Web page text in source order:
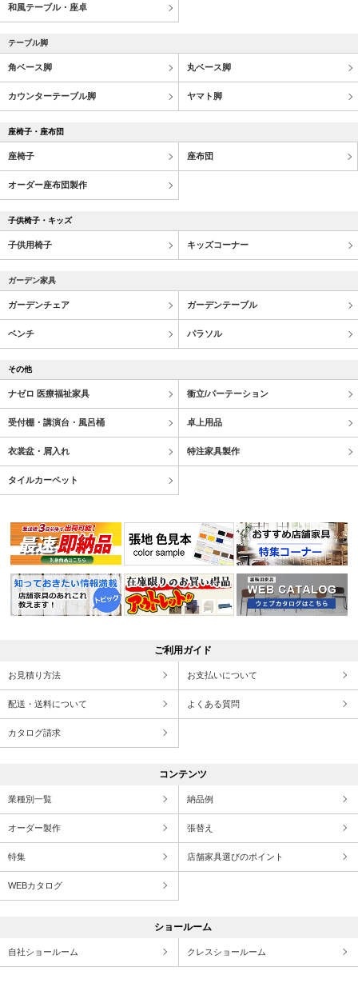
和風テーブル・座卓
テーブル脚
角ベース脚 丸ベース脚
カウンターテーブル脚 ヤマト脚
座椅子・座布団
座椅子 座布団
オーダー座布団製作
子供椅子・キッズ
子供用椅子 キッズコーナー
ガーデン家具
ガーデンチェア ガーデンテーブル
ベンチ パラソル
その他
ナゼロ 医療福祉家具 衝立/パーテーション
受付棚・講演台・風呂桶 卓上用品
衣裳盆・屑入れ 特注家具製作
タイルカーペット
ご利用ガイド
お見積り方法 お支払いについて
配送・送料について よくある質問
カタログ請求
コンテンツ
業種別一覧 納品例
オーダー製作 張替え
特集 店舗家具選びのポイント
WEBカタログ
ショールーム
自社ショールーム クレスショールーム